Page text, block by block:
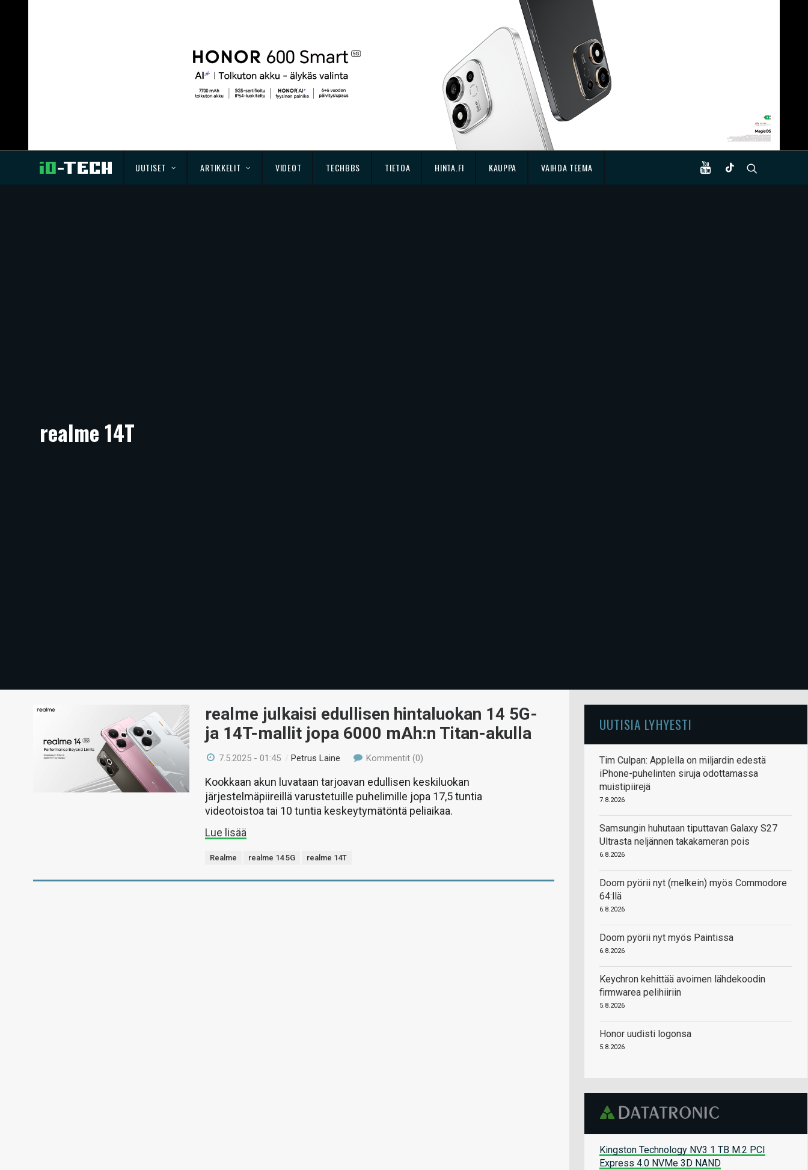
UUTISET ARTIKKELIT VIDEOT TECHBBS TIETOA HINTA.FI KAUPPA VAIHDA TEEMA
realme 14T
realme julkaisi edullisen hintaluokan 14 5G-
ja 14T-mallit jopa 6000 mAh:n Titan-akulla
7.5.2025 - 01:45 /Petrus Laine Kommentit (0)
Kookkaan akun luvataan tarjoavan edullisen keskiluokan
järjestelmäpiireillä varustetuille puhelimille jopa 17,5 tuntia
videotoistoa tai 10 tuntia keskeytymätöntä peliaikaa.
Lue lisää
Realme realme 14 5G realme 14T
UUTISIA LYHYESTI
Tim Culpan: Applella on miljardin edestä
iPhone-puhelinten siruja odottamassa
muistipiirejä
7.8.2026
Samsungin huhutaan tiputtavan Galaxy S27
Ultrasta neljännen takakameran pois
6.8.2026
Doom pyörii nyt (melkein) myös Commodore
64:llä
6.8.2026
Doom pyörii nyt myös Paintissa
6.8.2026
Keychron kehittää avoimen lähdekoodin
firmwarea pelihiiriin
5.8.2026
Honor uudisti logonsa
5.8.2026
Kingston Technology NV3 1 TB M.2 PCI
Express 4.0 NVMe 3D NAND